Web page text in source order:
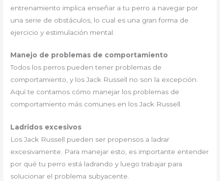
entrenamiento implica enseñar a tu perro a navegar por
una serie de obstáculos, lo cual es una gran forma de
ejercicio y estimulación mental.
Manejo de problemas de comportamiento
Todos los perros pueden tener problemas de
comportamiento, y los Jack Russell no son la excepción.
Aquí te contamos cómo manejar los problemas de
comportamiento más comunes en los Jack Russell.
Ladridos excesivos
Los Jack Russell pueden ser propensos a ladrar
excesivamente. Para manejar esto, es importante entender
por qué tu perro está ladrando y luego trabajar para
solucionar el problema subyacente.